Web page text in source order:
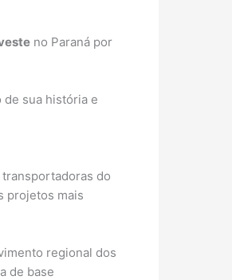
no Paraná por
sua história e
do
projetos mais
regional dos
de base